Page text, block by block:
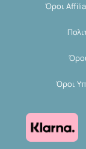
Όροι
Όροι